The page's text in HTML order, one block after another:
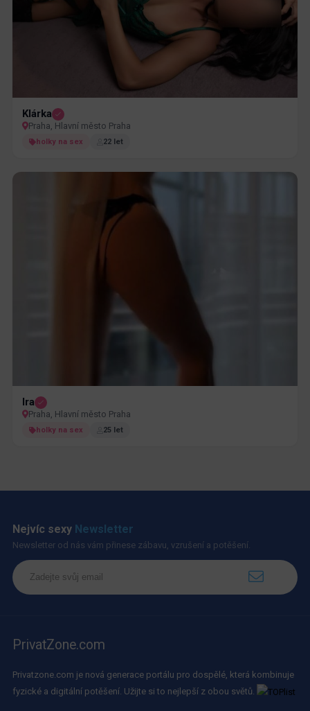
Klárka
Praha, Hlavní město Praha
holky na sex 22 let
Ira
Praha, Hlavní město Praha
holky na sex 25 let
Nejvíc sexy Newsletter
Newsletter od nás vám přinese zábavu, vzrušení a potěšení.
PrivatZone.com
Privatzone.com je nová generace portálu pro dospělé, která kombinuje
fyzické a digitální potěšení. Užijte si to nejlepší z obou světů.